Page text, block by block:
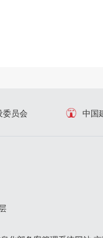
委员会 中国